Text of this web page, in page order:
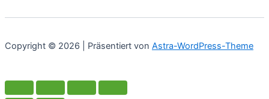
Copyright © 2026 | Präsentiert von Astra-WordPress-Theme